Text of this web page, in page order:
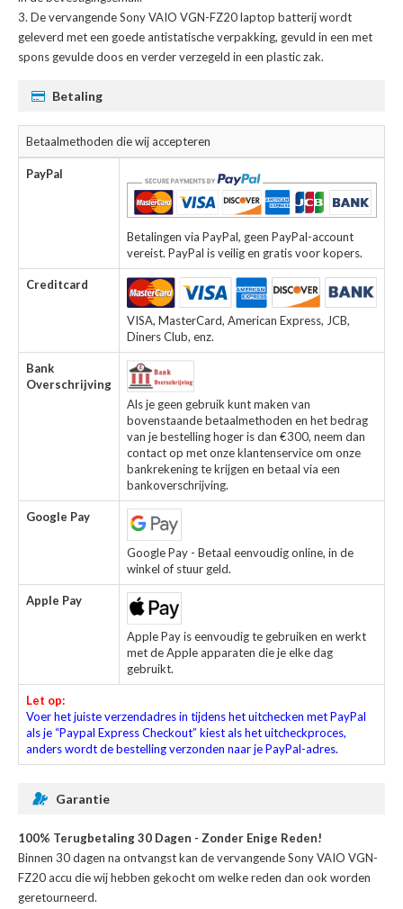
Devervangende Sony VAIO VGN-FZ20 laptop batterijwordt
geleverd met een goede antistatische verpakking, gevuld in een met
spons gevulde doos en verder verzegeld in een plastic zak.
Betaling
Betaalmethoden die wij accepteren
PayPal
Betalingen via PayPal, geen PayPal-account
vereist. PayPal is veilig en gratis voor kopers.
Creditcard
VISA, MasterCard, American Express, JCB,
Diners Club, enz.
Bank
Overschrijving
Als je geen gebruik kunt maken van
bovenstaande betaalmethoden en het bedrag
van je bestelling hoger is dan €300, neem dan
contact op met onze klantenservice om onze
bankrekening te krijgen en betaal via een
bankoverschrijving.
Google Pay
Google Pay - Betaal eenvoudig online, in de
winkel of stuur geld.
Apple Pay
Apple Pay is eenvoudig te gebruiken en werkt
met de Apple apparaten die je elke dag
gebruikt.
Let op:
Voer het juiste verzendadres in tijdens het uitchecken met PayPal
als je “Paypal Express Checkout” kiest als het uitcheckproces,
anders wordt de bestelling verzonden naar je PayPal-adres.
Garantie
100% Terugbetaling 30 Dagen - Zonder Enige Reden!
Binnen 30 dagen na ontvangst kan devervangende Sony VAIO VGN-
FZ20 accu die wij hebben gekocht om welke reden dan ook worden
geretourneerd.